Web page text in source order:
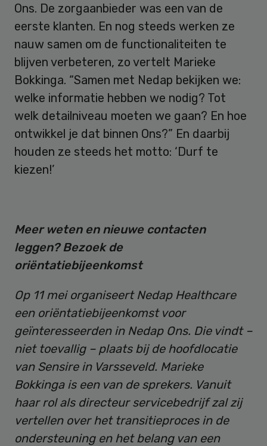
Ons. De zorgaanbieder was een van de
eerste klanten. En nog steeds werken ze
nauw samen om de functionaliteiten te
blijven verbeteren, zo vertelt Marieke
Bokkinga. “Samen met Nedap bekijken we:
welke informatie hebben we nodig? Tot
welk detailniveau moeten we gaan? En hoe
ontwikkel je dat binnen Ons?” En daarbij
houden ze steeds het motto: ‘Durf te
kiezen!’
Meer weten en nieuwe contacten
leggen? Bezoek de
oriëntatiebijeenkomst
Op 11 mei organiseert Nedap Healthcare
een oriëntatiebijeenkomst voor
geïnteresseerden in Nedap Ons. Die vindt –
niet toevallig – plaats bij de hoofdlocatie
van Sensire in Varsseveld. Marieke
Bokkinga is een van de sprekers. Vanuit
haar rol als directeur servicebedrijf zal zij
vertellen over het transitieproces in de
ondersteuning en het belang van een